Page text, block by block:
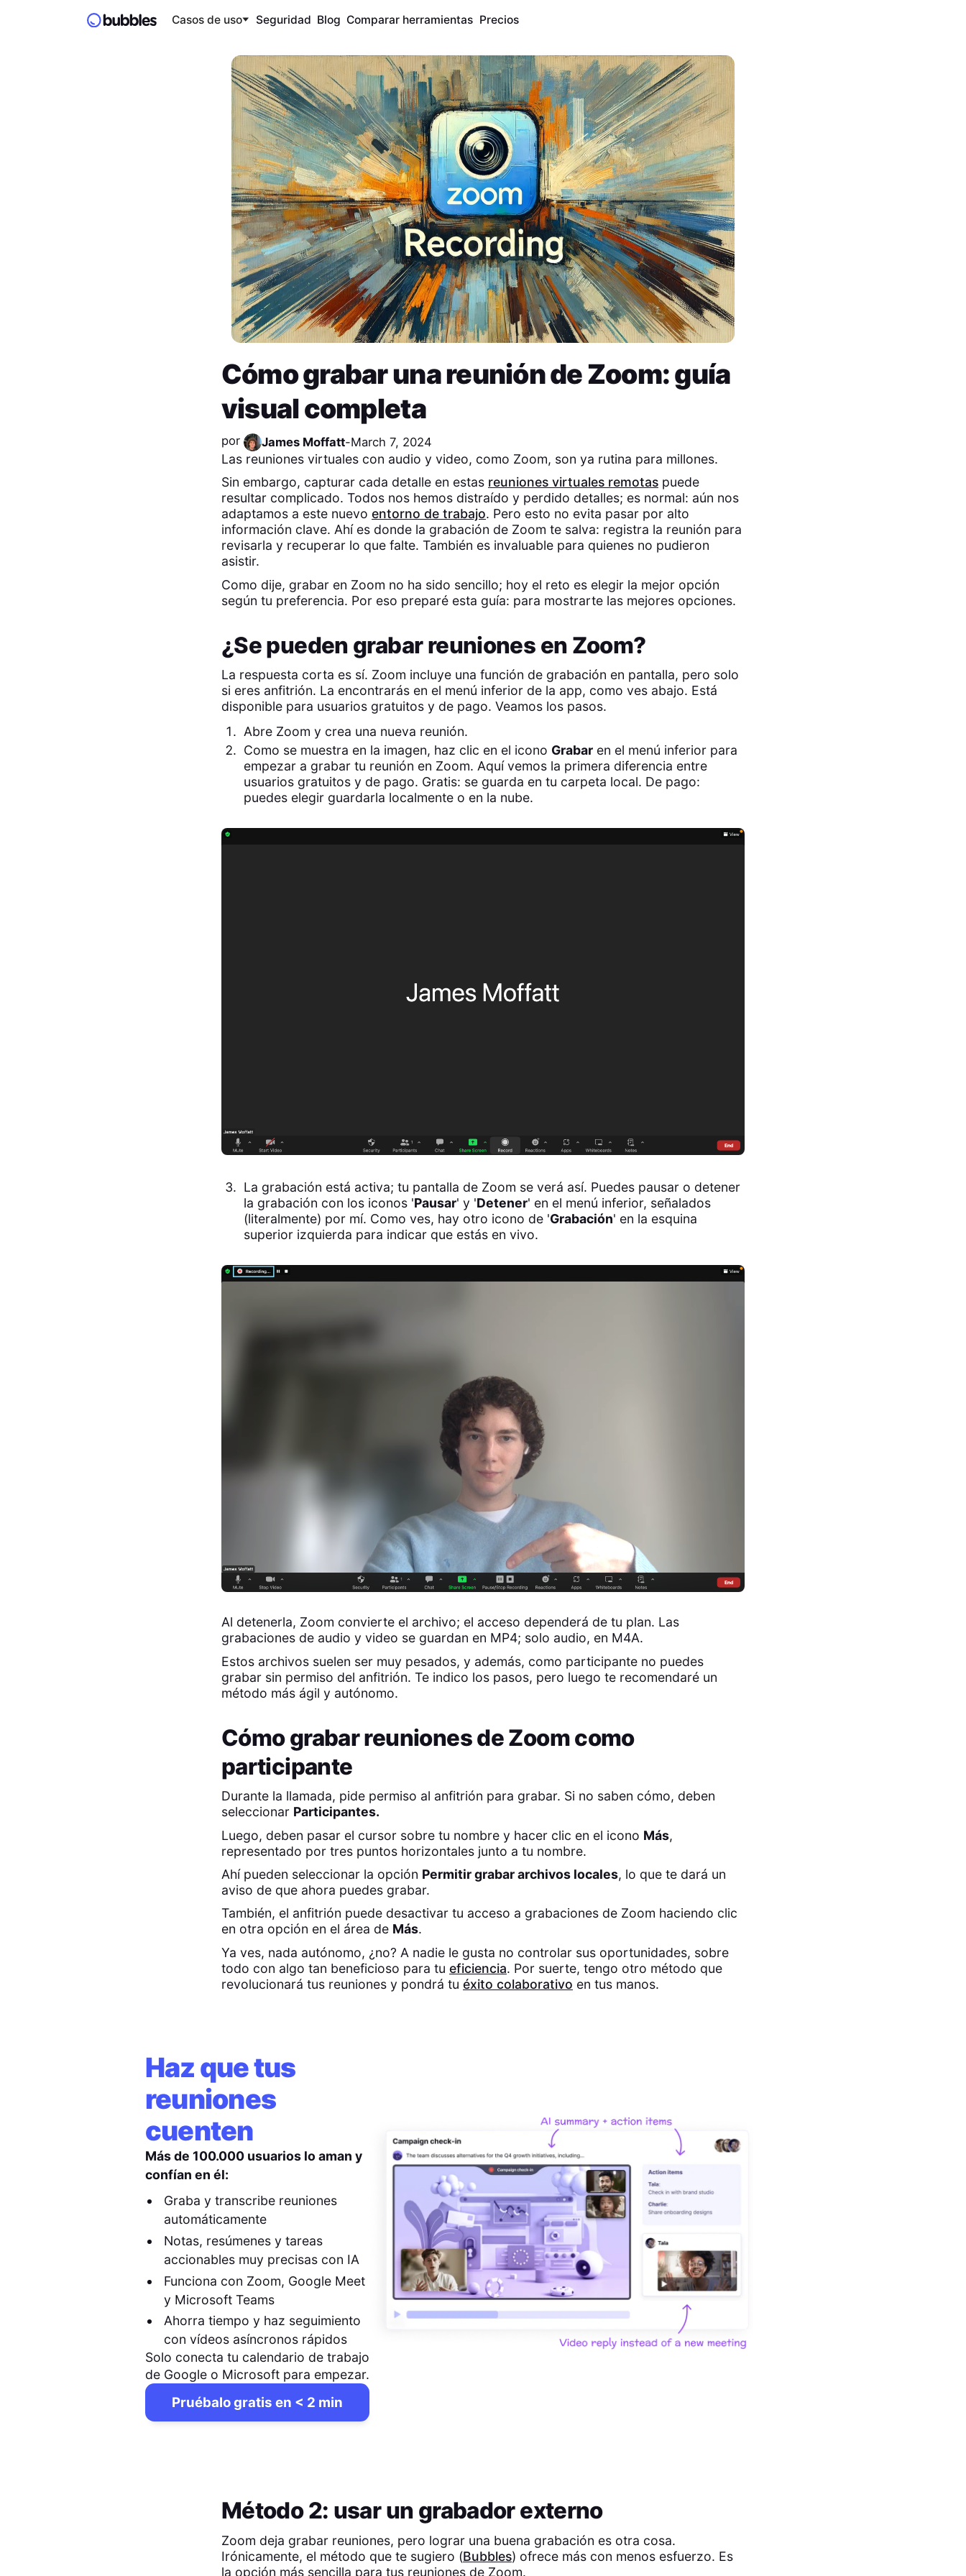
Casos de uso Seguridad Blog Comparar herramientas Precios
Cómo grabar una reunión de Zoom: guía
visual completa
por James Moffatt-March 7, 2024
Las reuniones virtuales con audio y video, como Zoom, son ya rutina para millones.
Sin embargo, capturar cada detalle en estas reuniones virtuales remotaspuede
resultar complicado. Todos nos hemos distraído y perdido detalles; es normal: aún nos
adaptamos a este nuevo entorno de trabajo. Pero esto no evita pasar por alto
información clave. Ahí es donde la grabación de Zoom te salva: registra la reunión para
revisarla y recuperar lo que falte. También es invaluable para quienes no pudieron
asistir.
Como dije, grabar en Zoom no ha sido sencillo; hoy el reto es elegir la mejor opción
según tu preferencia. Por eso preparé esta guía: para mostrarte las mejores opciones.
¿Se pueden grabar reuniones en Zoom?
La respuesta corta es sí. Zoom incluye una función de grabación en pantalla, pero solo
si eres anfitrión. La encontrarás en el menú inferior de la app, como ves abajo. Está
disponible para usuarios gratuitos y de pago. Veamos los pasos.
Abre Zoom y crea una nueva reunión.
Como se muestra en la imagen, haz clic en el icono Grabar en el menú inferior para
empezar a grabar tu reunión en Zoom. Aquí vemos la primera diferencia entre
usuarios gratuitos y de pago. Gratis: se guarda en tu carpeta local. De pago:
puedes elegir guardarla localmente o en la nube.
La grabación está activa; tu pantalla de Zoom se verá así. Puedes pausar o detener
la grabación con los iconos 'Pausar' y 'Detener' en el menú inferior, señalados
(literalmente) por mí. Como ves, hay otro icono de 'Grabación' en la esquina
superior izquierda para indicar que estás en vivo.
Al detenerla, Zoom convierte el archivo; el acceso dependerá de tu plan. Las
grabaciones de audio y video se guardan en MP4; solo audio, en M4A.
Estos archivos suelen ser muy pesados, y además, como participante no puedes
grabar sin permiso del anfitrión. Te indico los pasos, pero luego te recomendaré un
método más ágil y autónomo.
Cómo grabar reuniones de Zoom como
participante
Durante la llamada, pide permiso al anfitrión para grabar. Si no saben cómo, deben
seleccionar Participantes.
Luego, deben pasar el cursor sobre tu nombre y hacer clic en el icono Más,
representado por tres puntos horizontales junto a tu nombre.
Ahí pueden seleccionar la opción Permitir grabar archivos locales, lo que te dará un
aviso de que ahora puedes grabar.
También, el anfitrión puede desactivar tu acceso a grabaciones de Zoom haciendo clic
en otra opción en el área de Más.
Ya ves, nada autónomo, ¿no? A nadie le gusta no controlar sus oportunidades, sobre
todo con algo tan beneficioso para tu eficiencia. Por suerte, tengo otro método que
revolucionará tus reuniones y pondrá tu éxito colaborativo en tus manos.
Haz que tus
reuniones
cuenten
Más de 100.000 usuarios lo aman y
confían en él:
Graba y transcribe reuniones
automáticamente
Notas, resúmenes y tareas
accionables muy precisas con IA
Funciona con Zoom, Google Meet
y Microsoft Teams
Ahorra tiempo y haz seguimiento
con vídeos asíncronos rápidos
Solo conecta tu calendario de trabajo
de Google o Microsoft para empezar.
Pruébalo gratis en < 2 min
Método 2: usar un grabador externo
Zoom deja grabar reuniones, pero lograr una buena grabación es otra cosa.
Irónicamente, el método que te sugiero (Bubbles) ofrece más con menos esfuerzo. Es
la opción más sencilla para tus reuniones de Zoom.